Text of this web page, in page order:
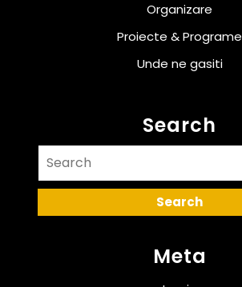
Organizare
Proiecte & Programe
Unde ne gasiti
Search
for:
Meta